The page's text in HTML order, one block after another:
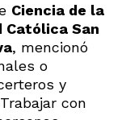
Ciencia de la
Católica San
, mencionó
o
y
con